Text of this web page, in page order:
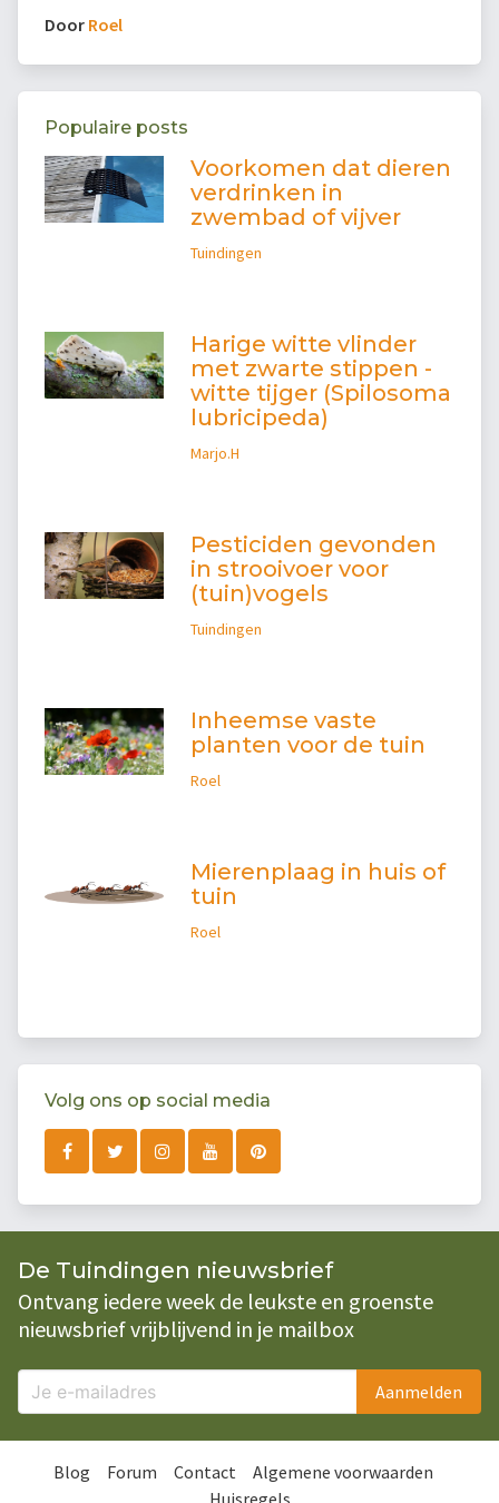
Door Roel
Populaire posts
Voorkomen dat dieren
verdrinken in
zwembad of vijver
Tuindingen
Harige witte vlinder
met zwarte stippen -
witte tijger (Spilosoma
lubricipeda)
Marjo.H
Pesticiden gevonden
in strooivoer voor
(tuin)vogels
Tuindingen
Inheemse vaste
planten voor de tuin
Roel
Mierenplaag in huis of
tuin
Roel
Volg ons op social media
De Tuindingen nieuwsbrief
Ontvang iedere week de leukste en groenste
nieuwsbrief vrijblijvend in je mailbox
Aanmelden
Blog Forum Contact
Algemene voorwaarden